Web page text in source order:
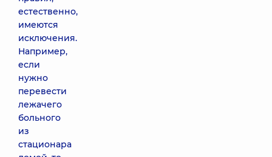
естественно,
имеются
исключения.
Например,
если
нужно
перевести
лежачего
больного
из
стационара